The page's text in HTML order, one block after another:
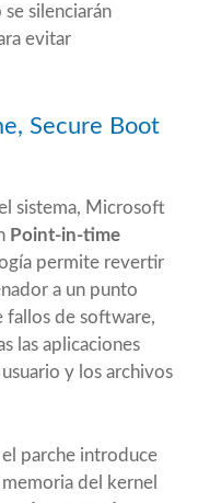
silenciarán
evitar
Secure Boot
sistema, Microsoft
Point-in-time
permite revertir
a un punto
fallos de software,
las aplicaciones
y los archivos
el parche introduce
del kernel